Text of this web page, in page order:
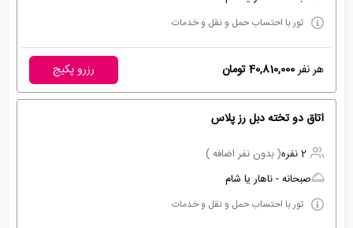
تور با احتساب حمل و نقل و خدمات
هر نفر40,810,000 تومان رزرو پکیج
اتاق دو تخته دبل رز پلاس
2 نفره
( بدون نفر اضافه )
صبحانه - ناهار یا شام
تور با احتساب حمل و نقل و خدمات